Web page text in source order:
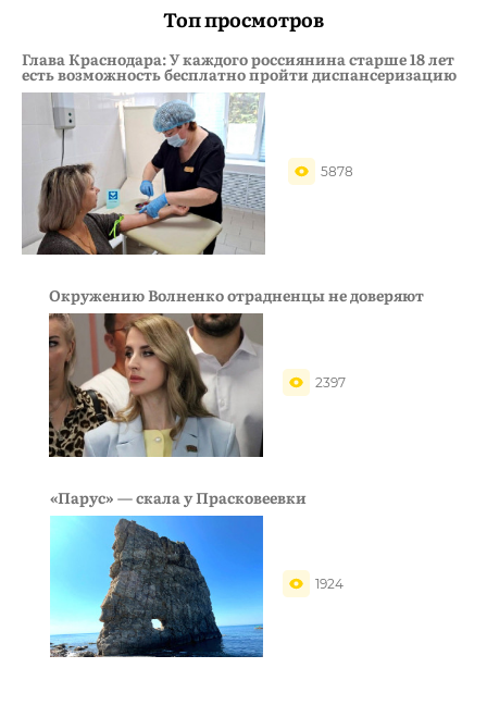
Топ просмотров
Глава Краснодара: У каждого россиянина старше 18 лет
есть возможность бесплатно пройти диспансеризацию
5878
Окружению Волненко отрадненцы не доверяют
2397
«Парус» — скала у Прасковеевки
1924